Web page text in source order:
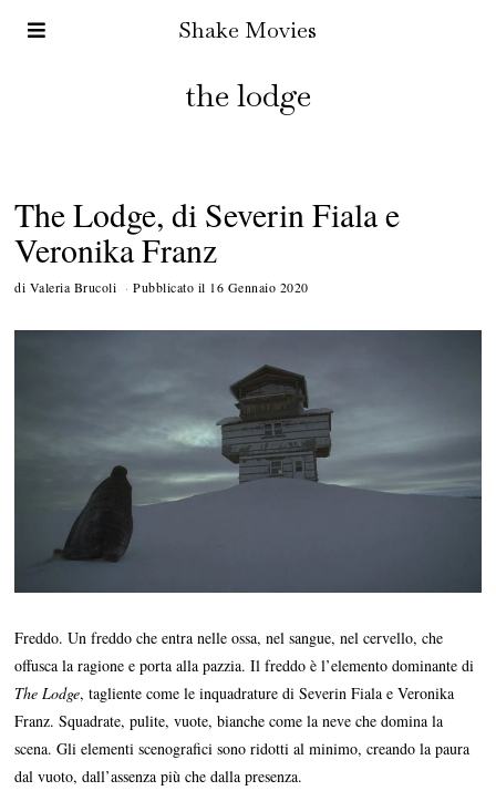
Shake Movies
the lodge
The Lodge, di Severin Fiala e
Veronika Franz
di Valeria Brucoli Pubblicato il 16 Gennaio 2020
o
2
0
2
0
Freddo. Un freddo che entra nelle ossa, nel sangue, nel cervello, che
offusca la ragione e porta alla pazzia. Il freddo è l’elemento dominante di
The Lodge, tagliente come le inquadrature di Severin Fiala e Veronika
Franz. Squadrate, pulite, vuote, bianche come la neve che domina la
scena. Gli elementi scenografici sono ridotti al minimo, creando la paura
dal vuoto, dall’assenza più che dalla presenza.